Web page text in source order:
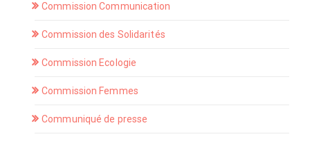
Commission Communication
Commission des Solidarités
Commission Ecologie
Commission Femmes
Communiqué de presse